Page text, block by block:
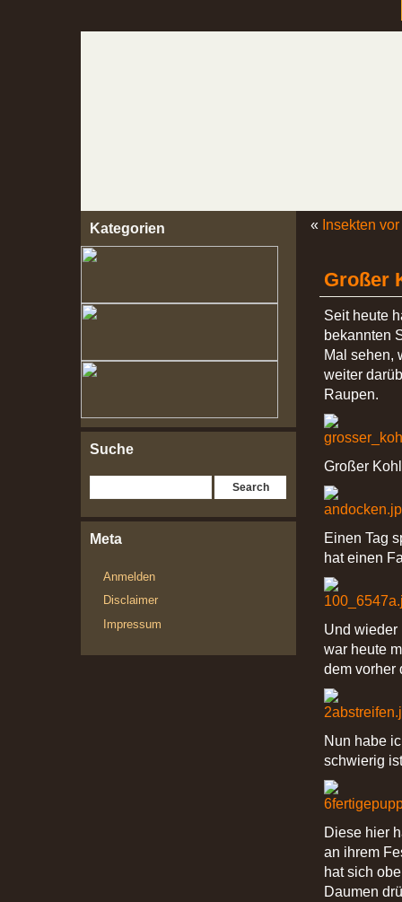
Kategorien
Suche
Meta
Anmelden
Disclaimer
Impressum
« Insekten
Großer
Seit heute
bekannten
Mal sehen,
weiter
Raupen.
Großer
Einen Tag
hat einen
Und wieder
war heute
dem vorher
Nun habe
schwierig
Diese hier
an ihrem
hat sich
Daumen